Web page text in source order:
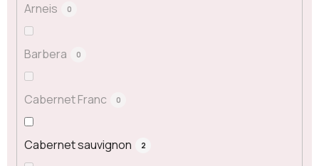
Arneis 0
Barbera 0
Cabernet Franc 0
Cabernet sauvignon 2